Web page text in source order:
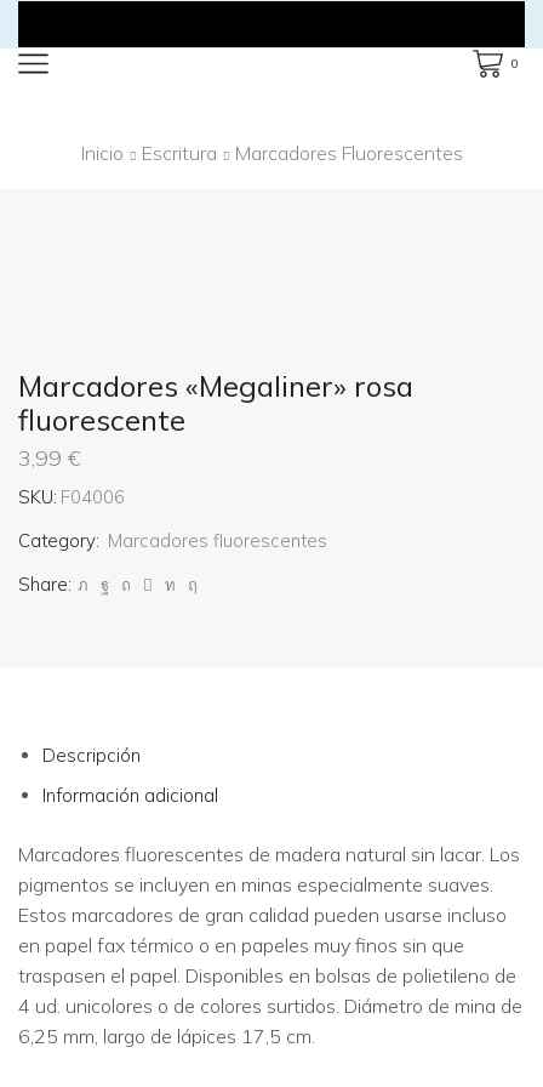
0
Inicio Escritura Marcadores Fluorescentes
Marcadores «Megaliner» rosa
fluorescente
3,99 €
SKU: F04006
Category: Marcadores fluorescentes
Share:
Descripción
Información adicional
Marcadores fluorescentes de madera natural sin lacar. Los
pigmentos se incluyen en minas especialmente suaves.
Estos marcadores de gran calidad pueden usarse incluso
en papel fax térmico o en papeles muy finos sin que
traspasen el papel. Disponibles en bolsas de polietileno de
4 ud. unicolores o de colores surtidos. Diámetro de mina de
6,25 mm, largo de lápices 17,5 cm.